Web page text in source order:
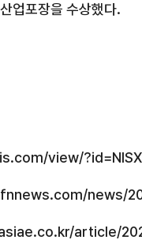
업포장을 수상했다.
view/
news/
article/